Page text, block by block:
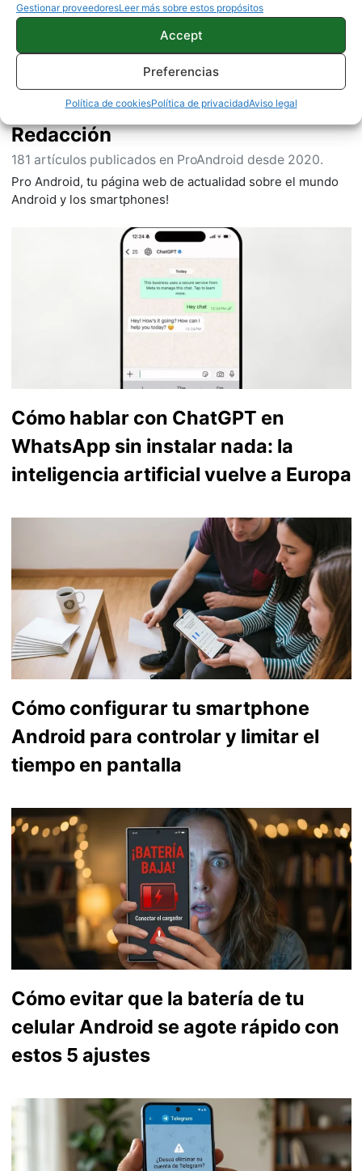
Gestionar proveedoresLeer más sobre estos propósitos
Accept
Preferencias
Política de cookiesPolítica de privacidadAviso legal
Redacción
181 artículos publicados en ProAndroid desde 2020.
Pro Android, tu página web de actualidad sobre el mundo
Android y los smartphones!
Cómo hablar con ChatGPT en
WhatsApp sin instalar nada: la
inteligencia artificial vuelve a Europa
Cómo configurar tu smartphone
Android para controlar y limitar el
tiempo en pantalla
Cómo evitar que la batería de tu
celular Android se agote rápido con
estos 5 ajustes